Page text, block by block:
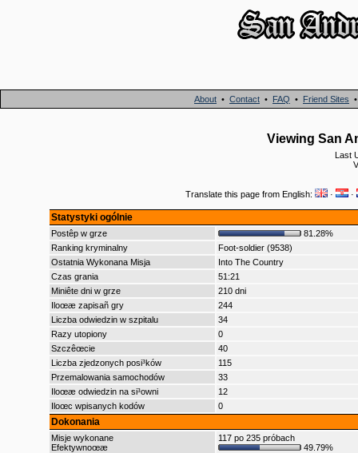
About • Contact • FAQ • Friend Sites
Viewing San
Last
Translate this page from English: · ·
Statystyki ogólnie
Postêp w grze
81.28%
Ranking kryminalny
Foot-soldier (9538)
Ostatnia Wykonana Misja
Into The Country
Czas grania
51:21
Miniête dni w grze
210 dni
Iloœæ zapisañ gry
244
Liczba odwiedzin w szpitalu
34
Razy utopiony
0
Szczêœcie
40
Liczba zjedzonych posi³ków
115
Przemalowania samochodów
33
Iloœæ odwiedzin na si³owni
12
Iloœc wpisanych kodów
0
Dokonania
Misje wykonane
Efektywnoœæ
117 po 235 próbach
49.79%